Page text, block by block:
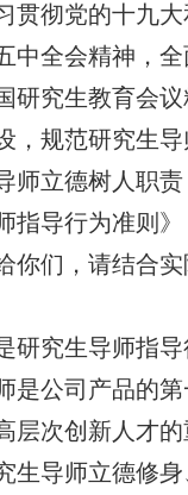
彻党的十九大
中全会精神，
研究生教育会
，规范研究生
师立德树人职
指导行为准则
你们，请结合
究生导师指导
是公司产品的
层次创新人才
生导师立德修